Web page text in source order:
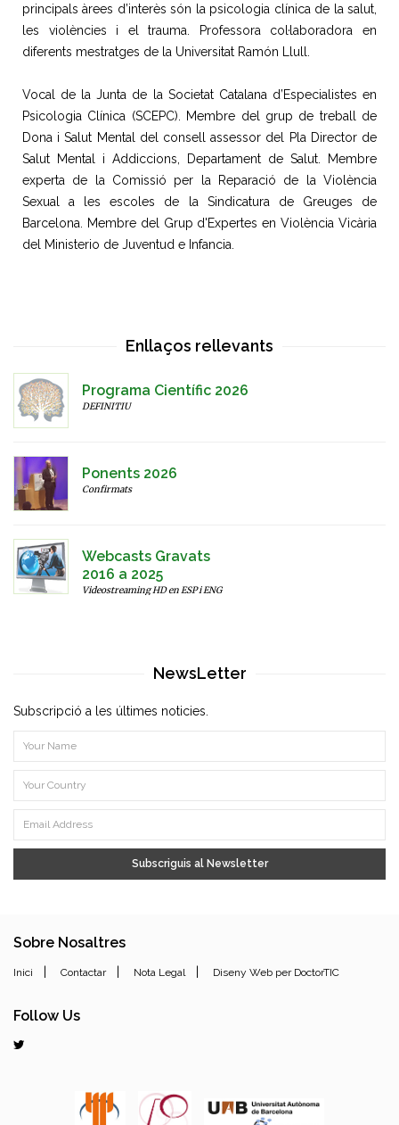
principals àrees d’interès són la psicologia clínica de la salut,
les violències i el trauma. Professora col·laboradora en
diferents mestratges de la Universitat Ramón Llull.
Vocal de la Junta de la Societat Catalana d’Especialistes en
Psicologia Clínica (SCEPC). Membre del grup de treball de
Dona i Salut Mental del consell assessor del Pla Director de
Salut Mental i Addiccions, Departament de Salut. Membre
experta de la Comissió per la Reparació de la Violència
Sexual a les escoles de la Sindicatura de Greuges de
Barcelona. Membre del Grup d'Expertes en Violència Vicària
del Ministerio de Juventud e Infancia.
Enllaços rellevants
Programa Científic 2026
DEFINITIU
Ponents 2026
Confirmats
Webcasts Gravats
2016 a 2025
Videostreaming HD en ESP i ENG
NewsLetter
Subscripció a les últimes noticies.
Subscriguis al Newsletter
Sobre Nosaltres
Inici Contactar| Nota Legal| Diseny Web per DoctorTIC
Follow Us